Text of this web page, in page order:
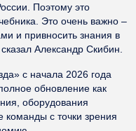
Поэтому это
Это очень важно –
и привносить знания в
Александр Скибин.
с начала 2026 года
обновление как
оборудования
команды с точки зрения